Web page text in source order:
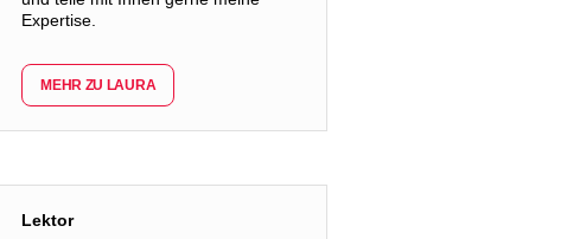
Expertise.
MEHR ZU LAURA
Lektor